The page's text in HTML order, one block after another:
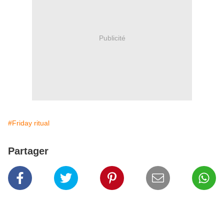
Publicité
#Friday ritual
Partager